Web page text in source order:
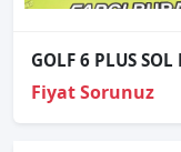
Fiyat Sorunuz